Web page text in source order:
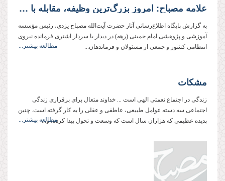
علامه مصباح: امروز بزرگ‌ترین وظیفه، مقابله با فساد است
به گزارش پایگاه اطلاع‌رسانی آثار حضرت آیت‌الله مصباح یزدی، رئیس مؤسسه
آموزشی و پژوهشی امام خمینی (رهه) در دیدار با سردار اشتری فرمانده نیروی
انتظامی کشور و جمعی از مسئولان و فرماندهان...
مطالعه بیشتر...
مشکات
زندگی در اجتماع نعمتی الهی است ... خداوند متعال برای برقراری زندگی
اجتماعی سه دسته عوامل طبیعی،‌ عاطفی و عقلی را به کار گرفته است. چنین
پدیده عظیمی که هزاران سال است که وسعت و تحول پیدا کرده، و...مطالعه بیشتر...